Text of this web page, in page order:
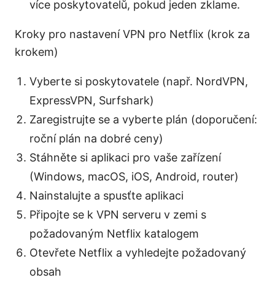
více poskytovatelů, pokud jeden zklame.
Kroky pro nastavení VPN pro Netflix (krok za
krokem)
Vyberte si poskytovatele (např. NordVPN,
ExpressVPN, Surfshark)
Zaregistrujte se a vyberte plán (doporučení:
roční plán na dobré ceny)
Stáhněte si aplikaci pro vaše zařízení
(Windows, macOS, iOS, Android, router)
Nainstalujte a spusťte aplikaci
Připojte se k VPN serveru v zemi s
požadovaným Netflix katalogem
Otevřete Netflix a vyhledejte požadovaný
obsah